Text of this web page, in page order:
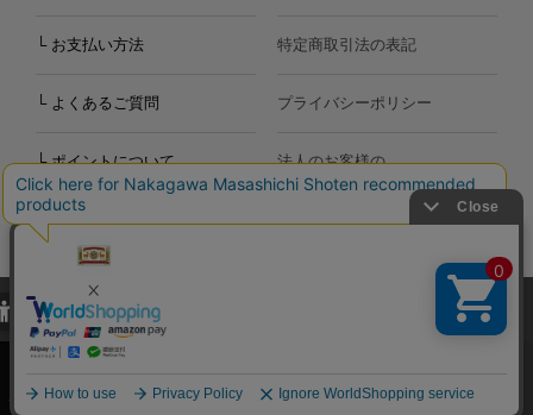
└ お支払い方法
└ よくあるご質問
└ ポイントについて
お問い合わせ
特定商取引法の表記
プライバシーポリシー
法人のお客様の
お問い合わせ
Copyright©2000-2026
Nakagawa Masashichi Shoten All Rights Reserved.
当サイトでは、当サイト内における閲覧履歴・属性情報などの取得およ
び利便性向上のためにクッキー（Cookie）を使用いたします。詳細に
関しては「プライバシーポリシー
承諾する